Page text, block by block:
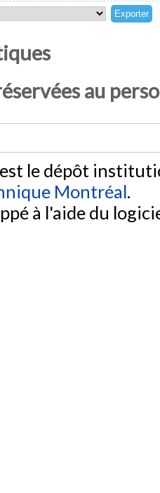
au
le dépôt
Montréal.
à l'aide du